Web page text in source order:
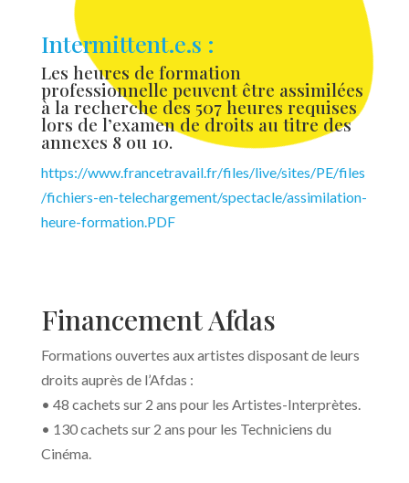
Intermittent.e.s :
Les heures de formation
professionnelle peuvent être assimilées
à la recherche des 507 heures requises
lors de l’examen de droits au titre des
annexes 8 ou 10.
https://www.francetravail.fr/files/live/sites/PE/files
/fichiers-en-telechargement/spectacle/assimilation-
heure-formation.PDF
Financement Afdas
Formations ouvertes aux artistes disposant de leurs
droits auprès de l’Afdas :
• 48 cachets sur 2 ans pour les Artistes-Interprètes.
• 130 cachets sur 2 ans pour les Techniciens du
Cinéma.